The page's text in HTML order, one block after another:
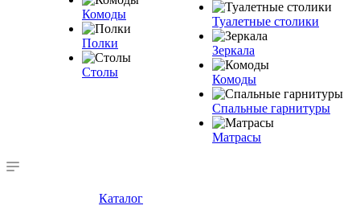
Комоды
Полки
Столы
Туалетные столики
Зеркала
Комоды
Спальные гарнитуры
Матрасы
Каталог